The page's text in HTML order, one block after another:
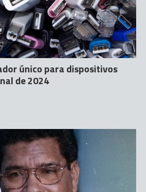
único para dispositivos
de 2024